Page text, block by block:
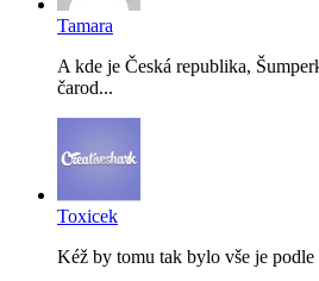
Tamara
A kde je Česká republika,
čarod...
Toxicek
Kéž by tomu tak bylo vše je